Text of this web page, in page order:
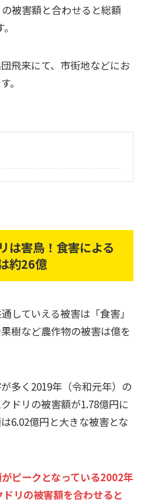
被害額と合わせると総額
飛来にて、市街地などにお
。
は害鳥！食害による
約26億
していえる被害は「食害」
樹など農作物の被害は億を
多く2019年（令和元年）の
ドリの被害額が1.78億円に
6.02億円と大きな被害とな
ピークとなっている2002年
ドリの被害額を合わせると